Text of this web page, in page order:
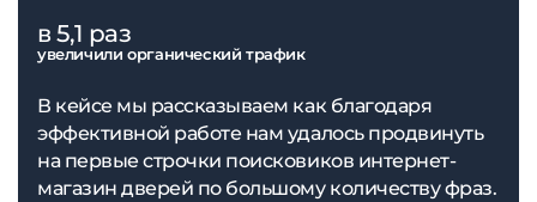
в 5,1 раз
увеличили органический трафик
В кейсе мы рассказываем как благодаря
эффективной работе нам удалось продвинуть
на первые строчки поисковиков интернет-
магазин дверей по большому количеству фраз.